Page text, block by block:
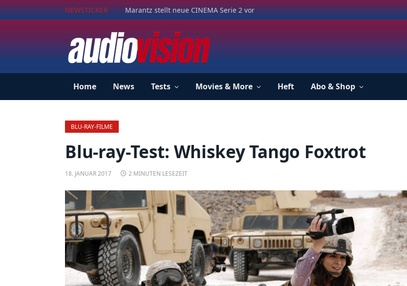
NEWSTICKER Marantz stellt neue CINEMA Serie 2 vor
Home News Tests Movies & More Heft Abo & Shop
BLU-RAY-FILME
Blu-ray-Test: Whiskey Tango Foxtrot
18. JANUAR 2017 2 MINUTEN LESEZEIT